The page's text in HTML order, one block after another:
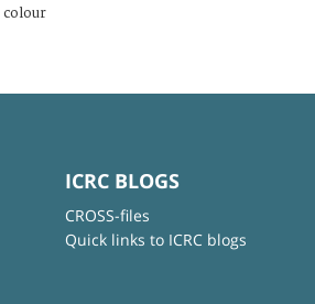
colour
ICRC BLOGS
CROSS-files
Quick links to ICRC blogs